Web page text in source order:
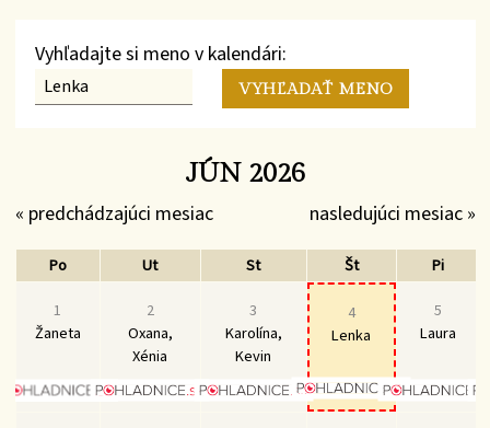
Vyhľadajte si meno v kalendári:
JÚN 2026
« predchádzajúci mesiac nasledujúci mesiac »
Po Ut St Št
Pi
1
Žaneta
2
Oxana,
Xénia
3
Karolína,
Kevin
4
Lenka
5
Laura